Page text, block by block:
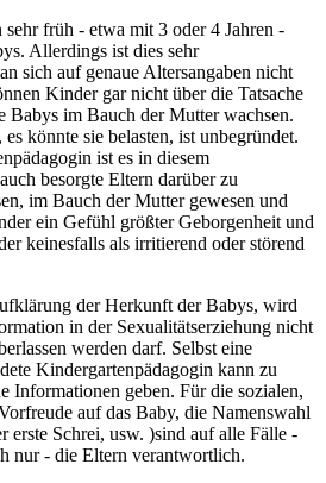
früh - etwa mit 3 oder 4 Jahren -
Allerdings ist dies sehr
sich auf genaue Altersangaben nicht
Kinder gar nicht über die Tatsache
Babys im Bauch der Mutter wachsen.
könnte sie belasten, ist unbegründet.
ist es in diesem
besorgte Eltern darüber zu
im Bauch der Mutter gewesen und
ein Gefühl größter Geborgenheit und
keinesfalls als irritierend oder störend
der Herkunft der Babys, wird
in der Sexualitätserziehung nicht
werden darf. Selbst eine
Kindergartenpädagogin kann zu
Informationen geben. Für die sozialen,
auf das Baby, die Namenswahl
erste Schrei, usw. )sind auf alle Fälle -
nur - die Eltern verantwortlich.